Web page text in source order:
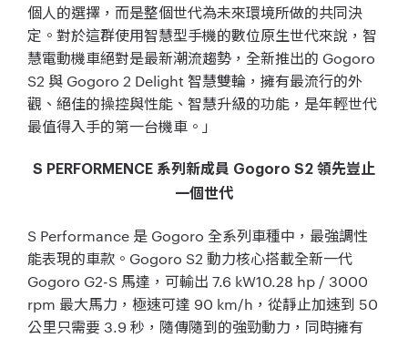
個人的選擇，而是整個世代為未來環境所做的共同決
定。對於這群使用智慧型手機的數位原生世代來說，智
慧電動機車絕對是最新潮流趨勢，全新推出的 Gogoro
S2 與 Gogoro 2 Delight 智慧雙輪，擁有最流行的外
觀、絕佳的操控與性能、智慧升級的功能，是年輕世代
最值得入手的第一台機車。」
S PERFORMENCE 系列新成員 Gogoro S2 領先豈止
一個世代
S Performance 是 Gogoro 全系列車種中，最強調性
能表現的車款。Gogoro S2 動力核心搭載全新一代
Gogoro G2-S 馬達，可輸出 7.6 kW10.28 hp / 3000
rpm 最大馬力，極速可達 90 km/h，從靜止加速到 50
公里只需要 3.9 秒，隨傳隨到的強勁動力，同時擁有